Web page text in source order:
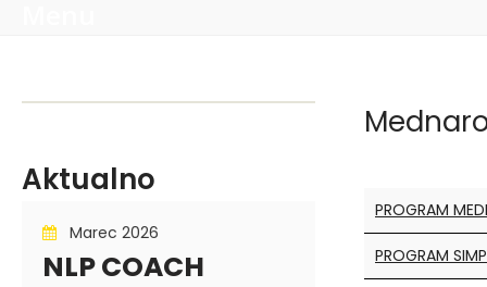
Aktualno
Marec 2026
NLP COACH
PROGRAM
PROGRAM